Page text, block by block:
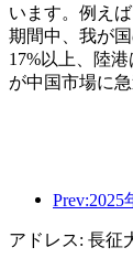
います。例え
期間中、我が
17%以上、陸
が中国市場に
アドレス: 長征